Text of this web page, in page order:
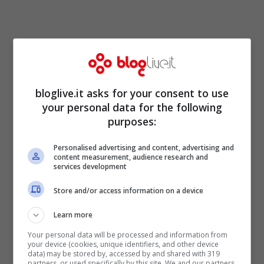
ricetta dello sformato
occorre prendere una padella e fate
soffriggere l’aglio con l’olio evo. Appena si
imbiondisce, unite i
pezzetti, e fateli cuocere finché non si
ammorbidiscono. Aggiustate di sale. Una
bloglive.it asks for your consent to use
your personal data for the following
purposes:
Personalised advertising and content, advertising and
content measurement, audience research and
services development
Store and/or access information on a device
Learn more
Your personal data will be processed and information from
your device (cookies, unique identifiers, and other device
data) may be stored by, accessed by and shared with 319